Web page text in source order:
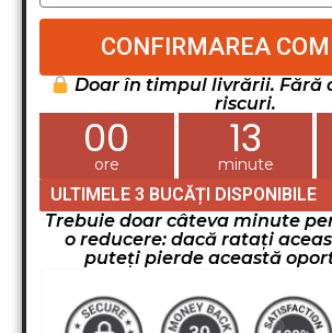
CONFIRMAREA
Doar în timpul livrării. Fără
riscuri.
00
ore 13
minute
ULTIMELE 3 BUCĂȚI DISPONIBILE
Trebuie doar câteva minute
o reducere: dacă ratați
puteți pierde această